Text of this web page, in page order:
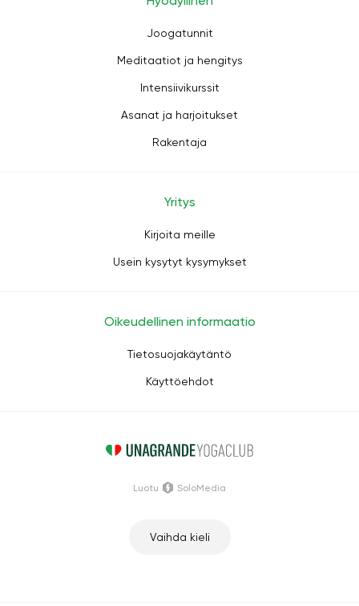
Joogatunnit
Meditaatiot ja hengitys
Intensiivikurssit
Asanat ja harjoitukset
Rakentaja
Yritys
Kirjoita meille
Usein kysytyt kysymykset
Oikeudellinen informaatio
Tietosuojakäytäntö
Käyttöehdot
Vaihda kieli
Luotu SoloMedia